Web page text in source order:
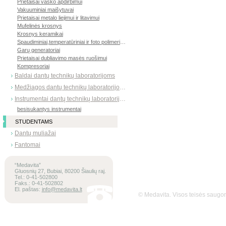
Prietaisai vaško apdirbimui
Vakuuminiai maišytuvai
Prietaisai metalo liejimui ir litavimui
Mufelinės krosnys
Krosnys keramikai
Garų generatoriai
Prietaisai dubliavimo masės ruošimui
Kompresoriai
Baldai dantų technikų laboratorijoms
Medžiagos dantų technikų laboratorijoms
Instrumentai dantų technikų laboratorijoms
besisukantys instrumentai
STUDENTAMS
Dantų muliažai
Fantomai
“Medavita”
Gluosnių 27, Bubiai, 80200 Šiaulių raj.
Tel.: 0-41-502800
Faks.: 0-41-502802
El. paštas: info@medavita.lt
© Medavita. Visos teisės